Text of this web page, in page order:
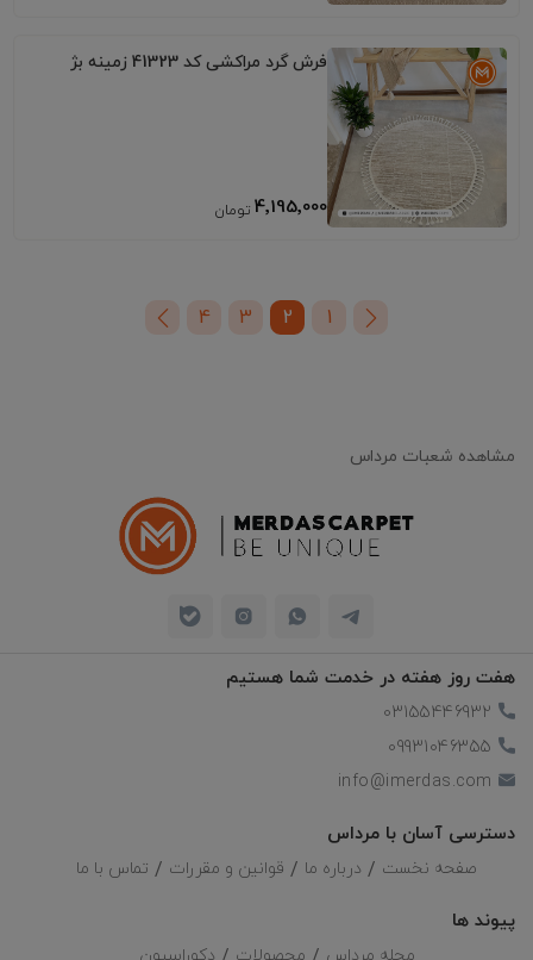
فرش گرد مراکشی کد 41323 زمینه بژ
4٬195٬000
1
2
3
4
مشاهده شعبات مرداس
هفت روز هفته در خدمت شما هستیم
03155446932
09931046355
info@imerdas.com
دسترسی آسان با مرداس
صفحه نخست درباره ما قوانین و مقررات تماس با ما
پیوند ها